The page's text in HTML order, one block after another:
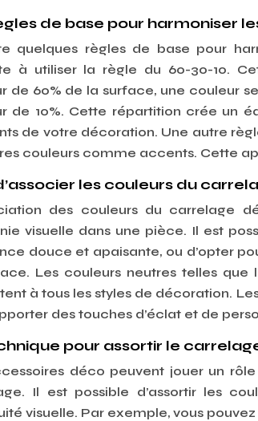
de base pour harmoniser
quelques règles de base pour
à utiliser la règle du 60-30-10.
de 60% de la surface, une couleur
de 10%. Cette répartition crée un
de votre décoration. Une autre
couleurs comme accents. Cette
les couleurs du
des couleurs du carrelage
visuelle dans une pièce. Il est
douce et apaisante, ou d’opter
Les couleurs neutres telles
à tous les styles de décoration.
des touches d’éclat et de
pour assortir le
déco peuvent jouer un
Il est possible d’assortir les
visuelle. Par exemple, vous